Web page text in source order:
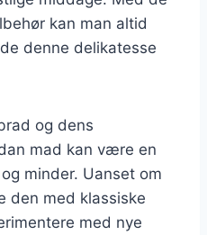
kan man altid
denne delikatesse
og dens
mad kan være en
minder. Uanset om
den med klassiske
med nye